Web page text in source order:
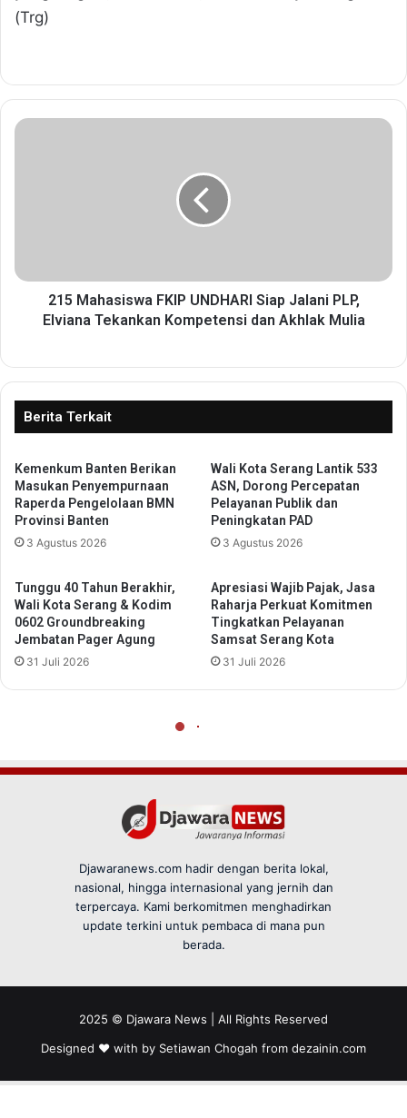
Djawaranews.com hadir dengan berita lokal,
nasional, hingga internasional yang jernih dan
terpercaya. Kami berkomitmen menghadirkan
update terkini untuk pembaca di mana pun
berada.
2025 © Djawara News | All Rights Reserved
Designed ❤️ with by Setiawan Chogah from dezainin.com